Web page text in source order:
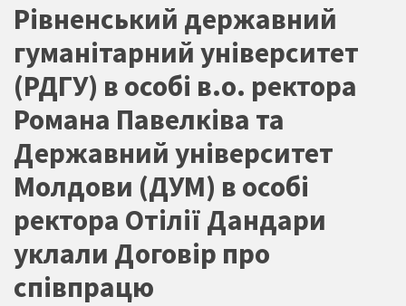
Рівненський державний
гуманітарний університет
(РДГУ) в особі в.о. ректора
Романа Павелківа та
Державний університет
Молдови (ДУМ) в особі
ректора Отілії Дандари
уклали Договір про
співпрацю